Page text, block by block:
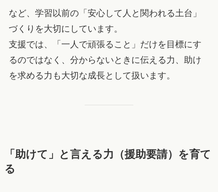
など、学習以前の「安心して人と関われる土台」
づくりを大切にしています。
支援では、「一人で頑張ること」だけを目標にす
るのではなく、分からないときに伝える力、助け
を求める力も大切な成長として扱います。
「助けて」と言える力（援助要請）を育て
る